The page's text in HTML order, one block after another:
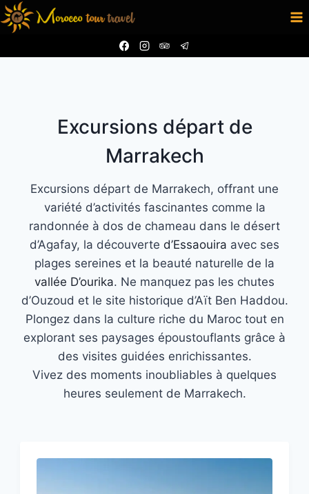
Aller
au
Excursions départ de
Marrakech
Excursions départ de Marrakech, offrant une
variété d’activités fascinantes comme la
randonnée à dos de chameau dans le désert
d’Agafay, la découverte d’Essaouira avec ses
plages sereines et la beauté naturelle de la
vallée D’ourika. Ne manquez pas les chutes
d’Ouzoud et le site historique d’Aït Ben Haddou.
Plongez dans la culture riche du Maroc tout en
explorant ses paysages époustouflants grâce à
des visites guidées enrichissantes.
Vivez des moments inoubliables à quelques
heures seulement de Marrakech.